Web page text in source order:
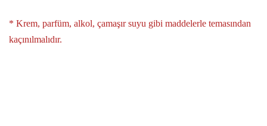
* Krem, parfüm, alkol, çamaşır suyu gibi maddelerle temasından
kaçınılmalıdır.